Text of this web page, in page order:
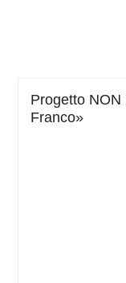
Progetto
Franco»